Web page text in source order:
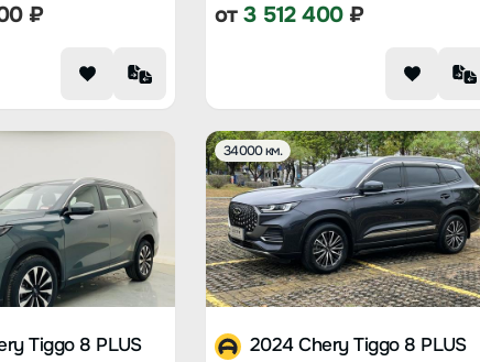
₽ от3 512 400₽
Tiggo 8 PLUS
34000 км.
2024 Chery Tiggo 8 PLUS